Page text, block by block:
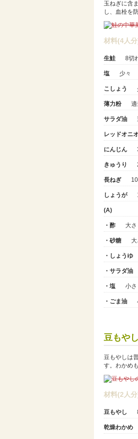
玉ねぎに含
し、血栓を
材料(4人
生鮭 8切
塩 少々
こしょう
薄力粉
サラダ油
レッドオニ
にんじん
きゅうり
長ねぎ
しょうが
(A)
・酢 大
・砂糖
・しょうゆ
・サラダ油
・塩 小さ
・ごま油
豆もや
豆もやしは
す。わかめ
材料(2人
豆もやし
乾燥わかめ